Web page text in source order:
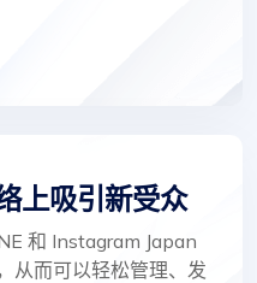
上吸引新受众
和 Instagram Japan
从而可以轻松管理、发